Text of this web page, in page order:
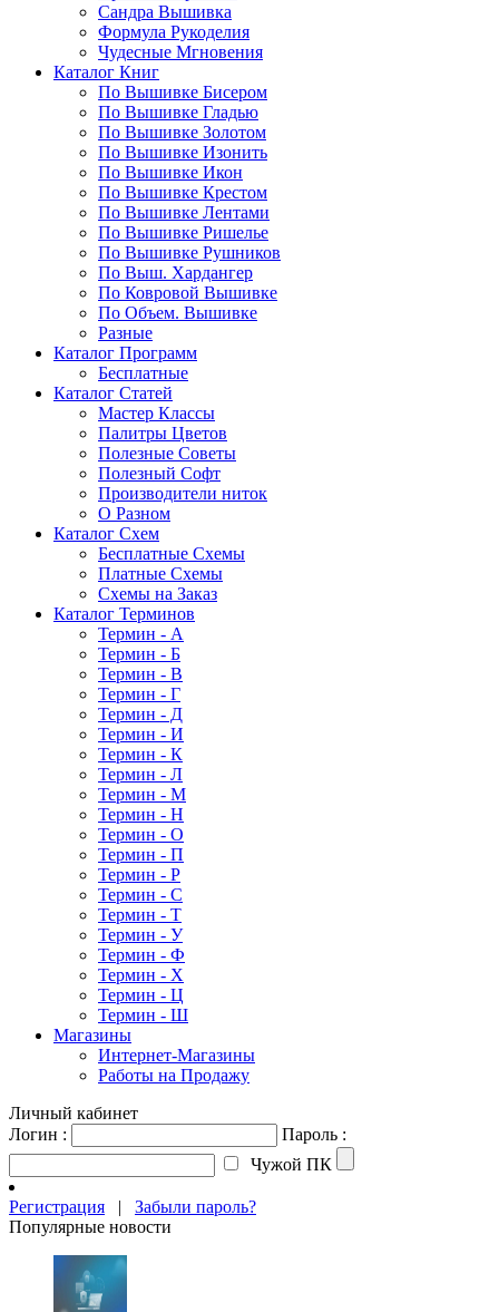
Сандра Вышивка
Формула Рукоделия
Чудесные Мгновения
Каталог Книг
По Вышивке Бисером
По Вышивке Гладью
По Вышивке Золотом
По Вышивке Изонить
По Вышивке Икон
По Вышивке Крестом
По Вышивке Лентами
По Вышивке Ришелье
По Вышивке Рушников
По Выш. Хардангер
По Ковровой Вышивке
По Объем. Вышивке
Разные
Каталог Программ
Бесплатные
Каталог Статей
Мастер Классы
Палитры Цветов
Полезные Советы
Полезный Софт
Производители ниток
О Разном
Каталог Схем
Бесплатные Схемы
Платные Схемы
Схемы на Заказ
Каталог Терминов
Термин - А
Термин - Б
Термин - В
Термин - Г
Термин - Д
Термин - И
Термин - К
Термин - Л
Термин - М
Термин - Н
Термин - О
Термин - П
Термин - Р
Термин - С
Термин - Т
Термин - У
Термин - Ф
Термин - Х
Термин - Ц
Термин - Ш
Магазины
Интернет-Магазины
Работы на Продажу
Личный кабинет
Логин :
Пароль :
Чужой ПК
Регистрация | Забыли пароль?
Популярные новости